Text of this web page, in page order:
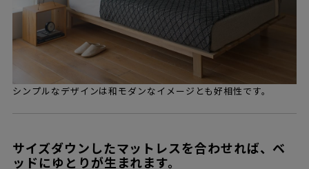
シンプルなデザインは和モダンなイメージとも好相性です。
サイズダウンしたマットレスを合わせれば、ベ
ッドにゆとりが生まれます。